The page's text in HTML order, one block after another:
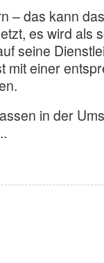
– das kann
es wird als
seine
mit einer
in der